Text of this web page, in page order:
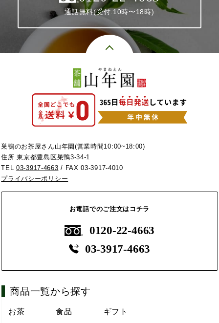
通話無料(受付:10時〜18時)
巣鴨のお茶屋さん山年園(営業時間10:00~18:00)
住所 東京都豊島区巣鴨3-34-1
TEL03-3917-4663 / FAX 03-3917-4010
プライバシーポリシー
お電話でのご注文はコチラ
0120-22-4663
03-3917-4663
商品一覧から探す
お茶 食品 ギフト